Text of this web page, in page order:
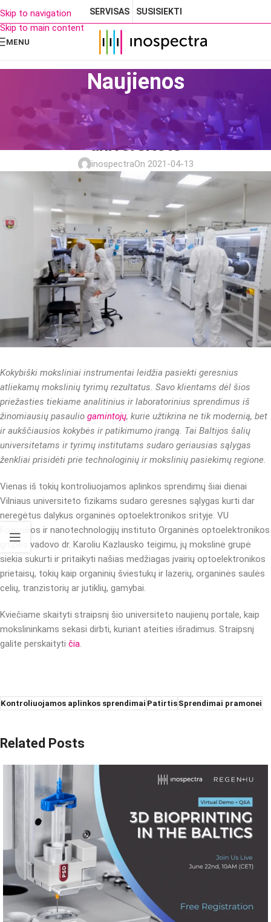
Skip to navigation
Skip to main content
SERVISAS SUSISIEKTI
MENU
Naujienos
KONTROLIUOJAMOS APLINKOS SPRENDIMAI PATIRTIS
SPRENDIMAI
PRAMONEI
Mūsų įrangos sprendimai Vilniaus
universitete
inospectraOn 2021-04-13
Kokybiški moksliniai instrumentai leidžia pasiekti geresnius
atliekamų mokslinių tyrimų rezultatus. Savo klientams dėl šios
priežasties tiekiame analitinius ir laboratorinius sprendimus iš
žinomiausių pasaulio gamintojų, kurie užtikrina ne tik modernią, bet
ir aukščiausios kokybės ir patikimumo įrangą. Tai Baltijos šalių
universitetams ir tyrimų institutams sudaro geriausias sąlygas
ženkliai prisidėti prie technologinių ir mokslinių pasiekimų regione.
Vienas iš tokių kontroliuojamos aplinkos sprendimų šiai dienai
Vilniaus universiteto fizikams sudaro geresnes sąlygas kurti dar
neregėtus dalykus organinės optoelektronikos srityje. VU
Fotonikos ir nanotechnologijų instituto Organinės optoelektronikos
grupės vadovo dr. Karoliu Kazlausko teigimu, jų mokslinė grupė
siekia sukurti ir pritaikyti našias medžiagas įvairių optoelektronikos
prietaisų, tokių kaip organinių šviestukų ir lazerių, organinės saulės
celių, tranzistorių ar jutiklių, gamybai.
Kviečiame skaityti straipsnį šio universiteto naujienų portale, kaip
mokslininkams sekasi dirbti, kuriant ateities išradimus. Straipsnį
galite perskaityti čia.
Kontroliuojamos aplinkos sprendimaiPatirtisSprendimai pramonei
Related Posts